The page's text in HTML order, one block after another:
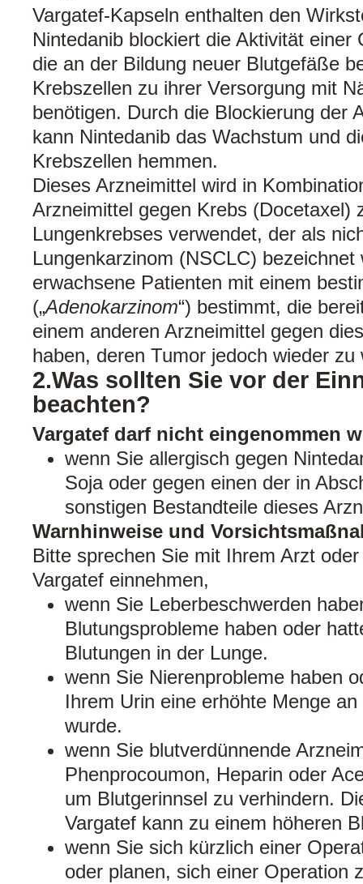
Vargatef‑Kapseln enthalten den
Nintedanib blockiert die Aktivität einer
die an der Bildung neuer Blutgefäße
Krebszellen zu ihrer Versorgung mit
benötigen. Durch die Blockierung der
kann Nintedanib das Wachstum und
Krebszellen hemmen.
Dieses Arzneimittel wird in
Arzneimittel gegen Krebs (Docetaxel)
Lungenkrebses verwendet, der als
Lungenkarzinom (NSCLC)
erwachsene Patienten mit einem
(„Adenokarzinom“) bestimmt, die
einem anderen Arzneimittel gegen
haben, deren Tumor jedoch wieder
2.Was sollten Sie vor der
beachten?
Vargatef darf nicht eingenommen
wenn Sie allergisch gegen
Soja oder gegen einen der in
sonstigen Bestandteile dieses
Warnhinweise und
Bitte sprechen Sie mit Ihrem Arzt
Vargatef einnehmen,
wenn Sie Leberbeschwerden
Blutungsprobleme haben oder
Blutungen in der Lunge.
wenn Sie Nierenprobleme haben
Ihrem Urin eine erhöhte Menge
wurde.
wenn Sie blutverdünnende
Phenprocoumon, Heparin oder
um Blutgerinnsel zu verhindern.
Vargatef kann zu einem höheren
wenn Sie sich kürzlich einer
oder planen, sich einer Operation